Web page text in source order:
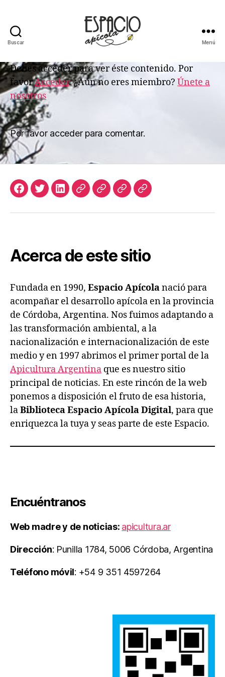
Buscar
APICOLA
Menú
Debes acceder para ver éste contenido. Por
favorAcceder. ¿Aún no eres miembro? Únete a
nosotros
Por favor acceder para comentar.
Facebook
TwitterLinkedInApicultura
Join AccesoBiblioteca
Acerca de este sitio
Fundada en 1990, Espacio Apícolanació para
acompañar el desarrollo apícola en la provincia
de Córdoba, Argentina. Nos fuimos adaptando a
las transformación ambiental, a la
nacionalización e internacionalización de este
medio y en 1997 abrimos el primer portal de la
Apicultura Argentina que es nuestro sitio
principal de noticias. En este rincón de la web
ponemos a disposición el fruto de esa historia,
laBiblioteca Espacio Apícola Digital, para que
enriquezca la tuya y seas parte de este Espacio.
Encuéntranos
Web madre y de noticias: apicultura.ar
Dirección: Punilla 1784, 5006 Córdoba, Argentina
Teléfono móvil: +54 9 351 4597264